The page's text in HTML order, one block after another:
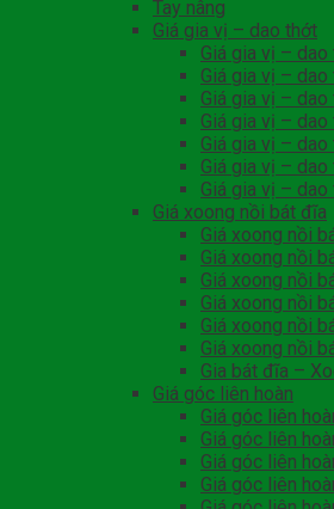
Tay nâng
Giá gia vị – dao thớt
Giá gia vị –
Giá gia vị – dao
Giá gia vị –
Giá gia vị – dao
Giá gia vị – dao
Giá gia vị –
Giá gia vị –
Giá xoong nồi bát đĩa
Giá xoong nồi
Giá xoong nồi
Giá xoong nồi
Giá xoong nồi
Giá xoong nồi
Giá xoong nồi
Gia bát đĩa –
Giá góc liên hoàn
Giá góc liên
Giá góc liên
Giá góc liên
Giá góc liên